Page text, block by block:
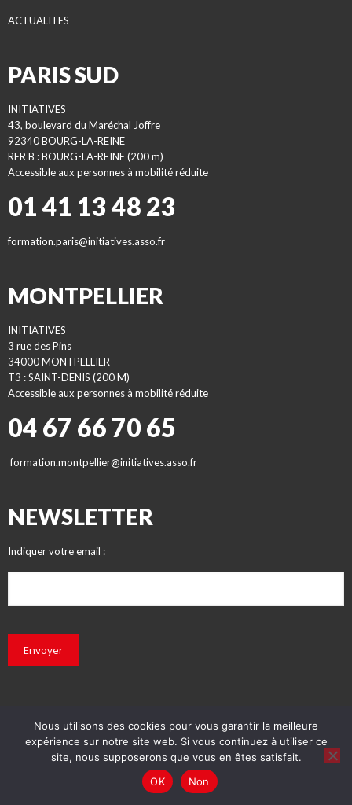
ACTUALITES
PARIS SUD
INITIATIVES
43, boulevard du Maréchal Joffre
92340 BOURG-LA-REINE
RER B : BOURG-LA-REINE (200 m)
Accessible aux personnes à mobilité réduite
01 41 13 48 23
formation.paris@initiatives.asso.fr
MONTPELLIER
INITIATIVES
3 rue des Pins
34000 MONTPELLIER
T3 : SAINT-DENIS (200 M)
Accessible aux personnes à mobilité réduite
04 67 66 70 65
formation.montpellier@initiatives.asso.fr
NEWSLETTER
Indiquer votre email :
Envoyer
© INITIATIVES 2018 - Tous droits réservés
Conception : Prédictive et Initiatives
Nous utilisons des cookies pour vous garantir la meilleure
expérience sur notre site web. Si vous continuez à utiliser ce
site, nous supposerons que vous en êtes satisfait.
OK
Non